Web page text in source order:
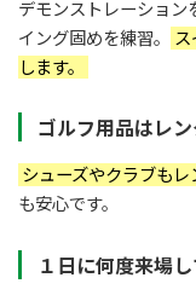
デモンストレーション
イング固めを練習。
します。
ゴルフ用品はレ
シューズやクラブもレ
も安心です。
１日に何度来場